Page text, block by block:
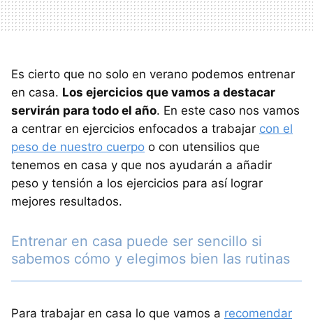
Es cierto que no solo en verano podemos entrenar
en casa. Los ejercicios que vamos a destacar
servirán para todo el año. En este caso nos vamos
a centrar en ejercicios enfocados a trabajar con el
peso de nuestro cuerpo o con utensilios que
tenemos en casa y que nos ayudarán a añadir
peso y tensión a los ejercicios para así lograr
mejores resultados.
Entrenar en casa puede ser sencillo si
sabemos cómo y elegimos bien las rutinas
Para trabajar en casa lo que vamos a recomendar